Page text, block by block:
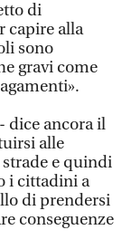
di
capire alla
sono
gravi come
dice ancora il
alle
e quindi
i cittadini a
di prendersi
conseguenze